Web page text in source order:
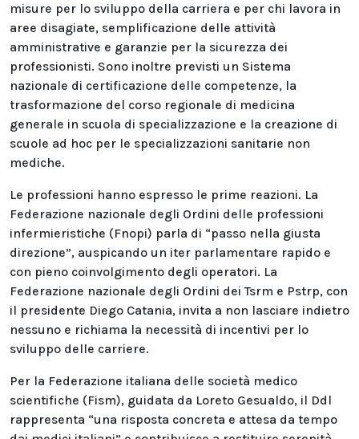
misure per lo sviluppo della carriera e per chi lavora in
aree disagiate, semplificazione delle attività
amministrative e garanzie per la sicurezza dei
professionisti. Sono inoltre previsti un Sistema
nazionale di certificazione delle competenze, la
trasformazione del corso regionale di medicina
generale in scuola di specializzazione e la creazione di
scuole ad hoc per le specializzazioni sanitarie non
mediche.
Le professioni hanno espresso le prime reazioni. La
Federazione nazionale degli Ordini delle professioni
infermieristiche (Fnopi) parla di “passo nella giusta
direzione”, auspicando un iter parlamentare rapido e
con pieno coinvolgimento degli operatori. La
Federazione nazionale degli Ordini dei Tsrm e Pstrp, con
il presidente Diego Catania, invita a non lasciare indietro
nessuno e richiama la necessità di incentivi per lo
sviluppo delle carriere.
Per la Federazione italiana delle società medico
scientifiche (Fism), guidata da Loreto Gesualdo, il Ddl
rappresenta “una risposta concreta e attesa da tempo